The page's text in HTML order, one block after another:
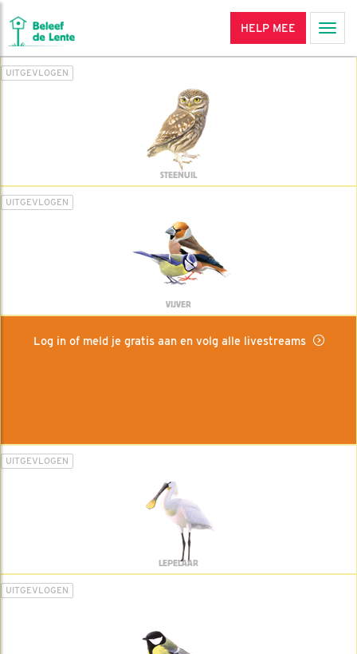
HELP MEE
UITGEVLOGEN
STEENUIL
UITGEVLOGEN
VIJVER
Log in of meld je gratis aan en volg alle livestreams
UITGEVLOGEN
LEPELAAR
UITGEVLOGEN